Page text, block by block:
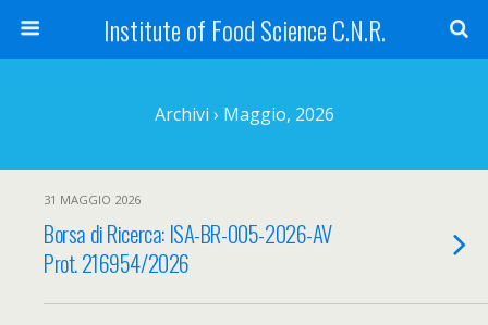
Institute of Food Science C.N.R.
Archivi › Maggio, 2026
31 MAGGIO 2026
Borsa di Ricerca: ISA-BR-005-2026-AV
Prot. 216954/2026